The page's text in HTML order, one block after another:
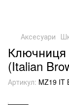
Аксесуари
Ключниця
(Italian
Артикул: MZ19 IT